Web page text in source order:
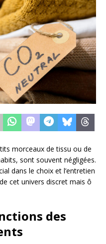
morceaux de tissu ou de
sont souvent négligées.
dans le choix et l’entretien
cet univers discret mais ô
des